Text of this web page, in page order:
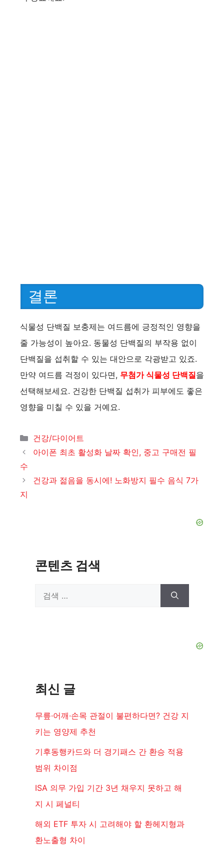
결론
식물성 단백질 보충제는 여드름에 긍정적인 영향을
줄 가능성이 높아요. 동물성 단백질의 부작용 없이
단백질을 섭취할 수 있는 대안으로 각광받고 있죠.
만약 여드름 걱정이 있다면, 무첨가 식물성 단백질을
선택해보세요. 건강한 단백질 섭취가 피부에도 좋은
영향을 미칠 수 있을 거예요.
카
테
건강/다이어트
아이폰 최초 활성화 날짜 확인, 중고 구매전 필
수
건강과 젊음을 동시에! 노화방지 필수 음식 7가
지
콘텐츠 검색
최신 글
무릎·어깨·손목 관절이 불편하다면? 건강 지
키는 영양제 추천
기후동행카드와 더 경기패스 간 환승 적용
범위 차이점
ISA 의무 가입 기간 3년 채우지 못하고 해
지 시 페널티
해외 ETF 투자 시 고려해야 할 환헤지형과
환노출형 차이